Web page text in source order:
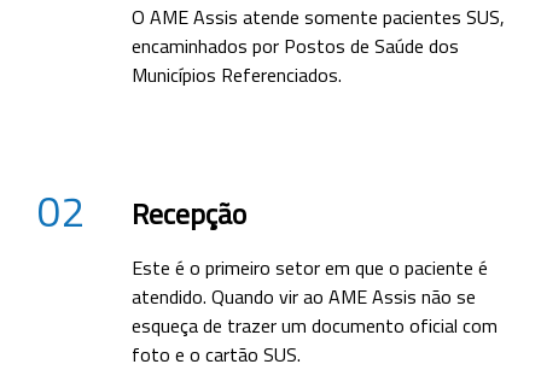
O AME Assis atende somente pacientes SUS,
encaminhados por Postos de Saúde dos
Municípios Referenciados.
02 Recepção
Este é o primeiro setor em que o paciente é
atendido. Quando vir ao AME Assis não se
esqueça de trazer um documento oficial com
foto e o cartão SUS.